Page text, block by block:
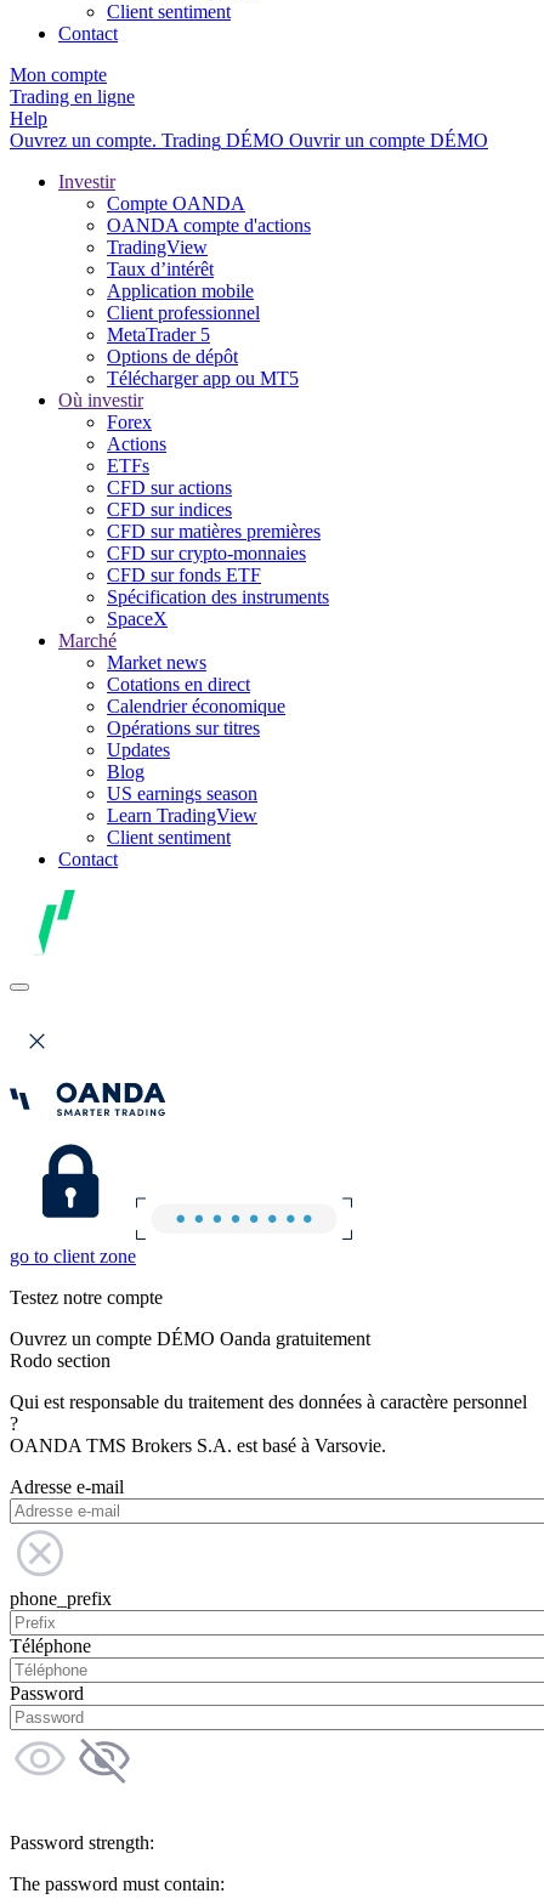
Client sentiment
Contact
Mon compte
Trading en ligne
Help
Ouvrez un compte. Trading DÉMO Ouvrir un compte DÉMO
Investir
Compte OANDA
OANDA compte d'actions
TradingView
Taux d’intérêt
Application mobile
Client professionnel
MetaTrader 5
Options de dépôt
Télécharger app ou MT5
Où investir
Forex
Actions
ETFs
CFD sur actions
CFD sur indices
CFD sur matières premières
CFD sur crypto-monnaies
CFD sur fonds ETF
Spécification des instruments
SpaceX
Marché
Market news
Cotations en direct
Calendrier économique
Opérations sur titres
Updates
Blog
US earnings season
Learn TradingView
Client sentiment
Contact
go to client zone
Testez notre compte
Ouvrez un compte DÉMO Oanda gratuitement
Rodo section
Qui est responsable du traitement des données à caractère personnel
?
OANDA TMS Brokers S.A. est basé à Varsovie.
Adresse e-mail
phone_prefix
Téléphone
Password
Password strength:
The password must contain: